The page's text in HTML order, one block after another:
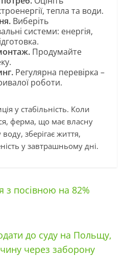
тепла та води.
Виберіть
системи: енергія,
Продумайте
Регулярна перевірка –
роботи.
у стабільність. Коли
ферма, що має власну
зберігає життя,
у завтрашньому дні.
з посівною на 82%
до суду на Польщу,
через заборону